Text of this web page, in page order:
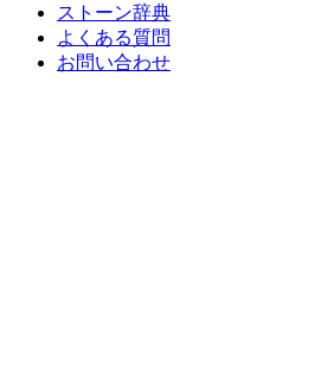
ストーン辞典
よくある質問
お問い合わせ